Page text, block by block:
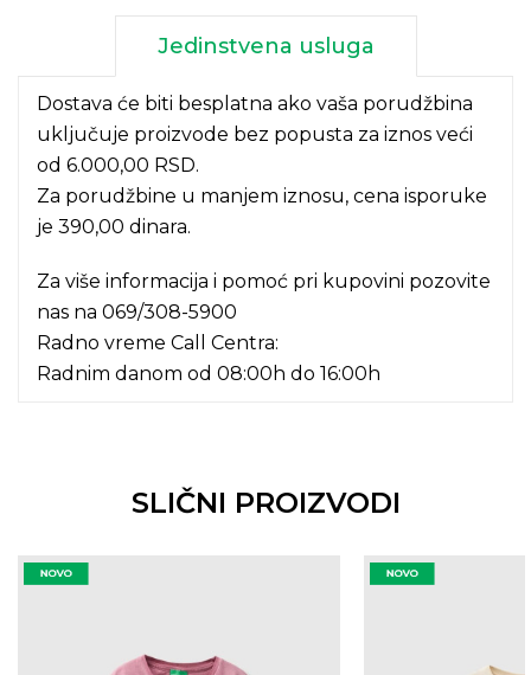
Jedinstvena usluga
Dostava će biti besplatna ako vaša porudžbina
uključuje proizvode bez popusta za iznos veći
od 6.000,00 RSD.
Za porudžbine u manjem iznosu, cena isporuke
je 390,00 dinara.
Za više informacija i pomoć pri kupovini pozovite
nas na 069/308-5900
Radno vreme Call Centra:
Radnim danom od 08:00h do 16:00h
SLIČNI PROIZVODI